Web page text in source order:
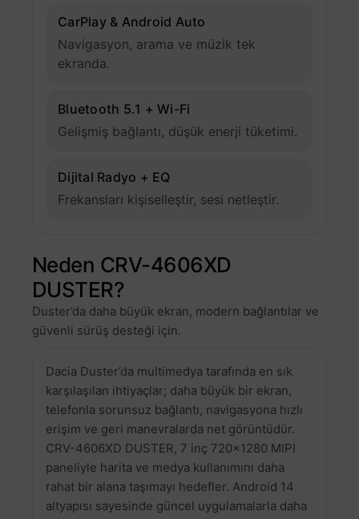
CarPlay & Android Auto
Navigasyon, arama ve müzik tek
ekranda.
Bluetooth 5.1 + Wi-Fi
Gelişmiş bağlantı, düşük enerji tüketimi.
Dijital Radyo + EQ
Frekansları kişiselleştir, sesi netleştir.
Neden CRV-4606XD
DUSTER?
Duster’da daha büyük ekran, modern bağlantılar ve
güvenli sürüş desteği için.
Dacia Duster’da multimedya tarafında en sık
karşılaşılan ihtiyaçlar; daha büyük bir ekran,
telefonla sorunsuz bağlantı, navigasyona hızlı
erişim ve geri manevralarda net görüntüdür.
CRV-4606XD DUSTER, 7 inç 720×1280 MIPI
paneliyle harita ve medya kullanımını daha
rahat bir alana taşımayı hedefler. Android 14
altyapısı sayesinde güncel uygulamalarla daha